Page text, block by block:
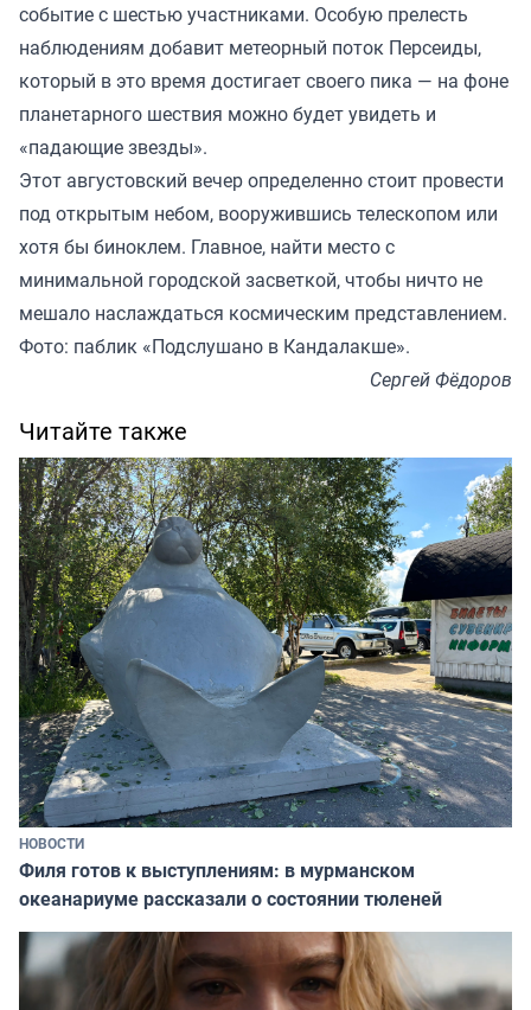
событие с шестью участниками. Особую прелесть
наблюдениям добавит метеорный поток Персеиды,
который в это время достигает своего пика — на фоне
планетарного шествия можно будет увидеть и
«падающие звезды».
Этот августовский вечер определенно стоит провести
под открытым небом, вооружившись телескопом или
хотя бы биноклем. Главное, найти место с
минимальной городской засветкой, чтобы ничто не
мешало наслаждаться космическим представлением.
Фото: паблик «Подслушано в Кандалакше».
Сергей Фёдоров
Читайте также
НОВОСТИ
Филя готов к выступлениям: в мурманском
океанариуме рассказали о состоянии тюленей